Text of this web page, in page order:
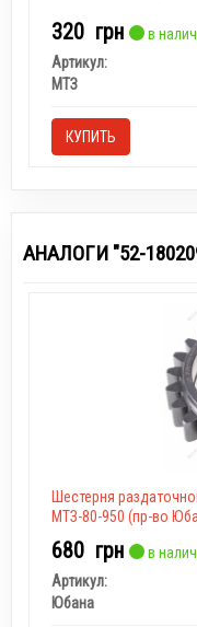
320 грн
в
Артикул:
МТЗ
КУПИТЬ
АНАЛОГИ "52-
Шестерня
МТЗ-80-950 (пр-во
680 грн
в
Артикул:
Юбана